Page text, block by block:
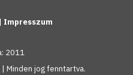
| Impresszum
2011
Minden jog fenntartva.